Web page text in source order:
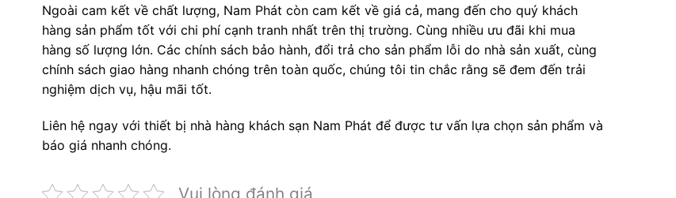
Ngoài cam kết về chất lượng, Nam Phát còn cam kết về giá cả, mang đến cho quý khách
hàng sản phẩm tốt với chi phí cạnh tranh nhất trên thị trường. Cùng nhiều ưu đãi khi mua
hàng số lượng lớn. Các chính sách bảo hành, đổi trả cho sản phẩm lỗi do nhà sản xuất, cùng
chính sách giao hàng nhanh chóng trên toàn quốc, chúng tôi tin chắc rằng sẽ đem đến trải
nghiệm dịch vụ, hậu mãi tốt.
Liên hệ ngay với thiết bị nhà hàng khách sạn Nam Phát để được tư vấn lựa chọn sản phẩm và
báo giá nhanh chóng.
Vui lòng đánh giá